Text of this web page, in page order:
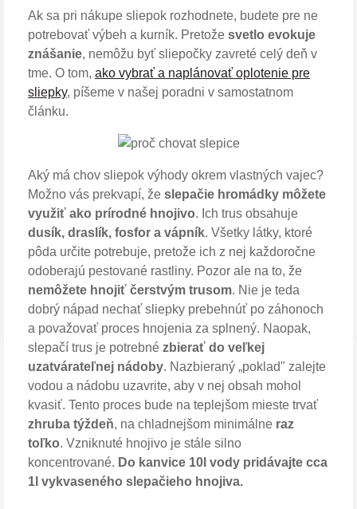
Ak sa pri nákupe sliepok rozhodnete, budete pre ne
potrebovať výbeh a kurník. Pretože svetlo evokuje
znášanie, nemôžu byť sliepočky zavreté celý deň v
tme. O tom, ako vybrať a naplánovať oplotenie pre
sliepky, píšeme v našej poradni v samostatnom
článku.
Aký má chov sliepok výhody okrem vlastných vajec?
Možno vás prekvapí, že slepačie hromádky môžete
využiť ako prírodné hnojivo. Ich trus obsahuje
dusík, draslík, fosfor a vápník. Všetky látky, ktoré
pôda určite potrebuje, pretože ich z nej každoročne
odoberajú pestované rastliny. Pozor ale na to, že
nemôžete hnojiť čerstvým trusom. Nie je teda
dobrý nápad nechať sliepky prebehnúť po záhonoch
a považovať proces hnojenia za splnený. Naopak,
slepačí trus je potrebné zbierať do veľkej
uzatvárateľnej nádoby. Nazbieraný „poklad" zalejte
vodou a nádobu uzavrite, aby v nej obsah mohol
kvasiť. Tento proces bude na teplejšom mieste trvať
zhruba týždeň, na chladnejšom minimálne raz
toľko. Vzniknuté hnojivo je stále silno
koncentrované. Do kanvice 10l vody pridávajte cca
1l vykvaseného slepačieho hnojiva.